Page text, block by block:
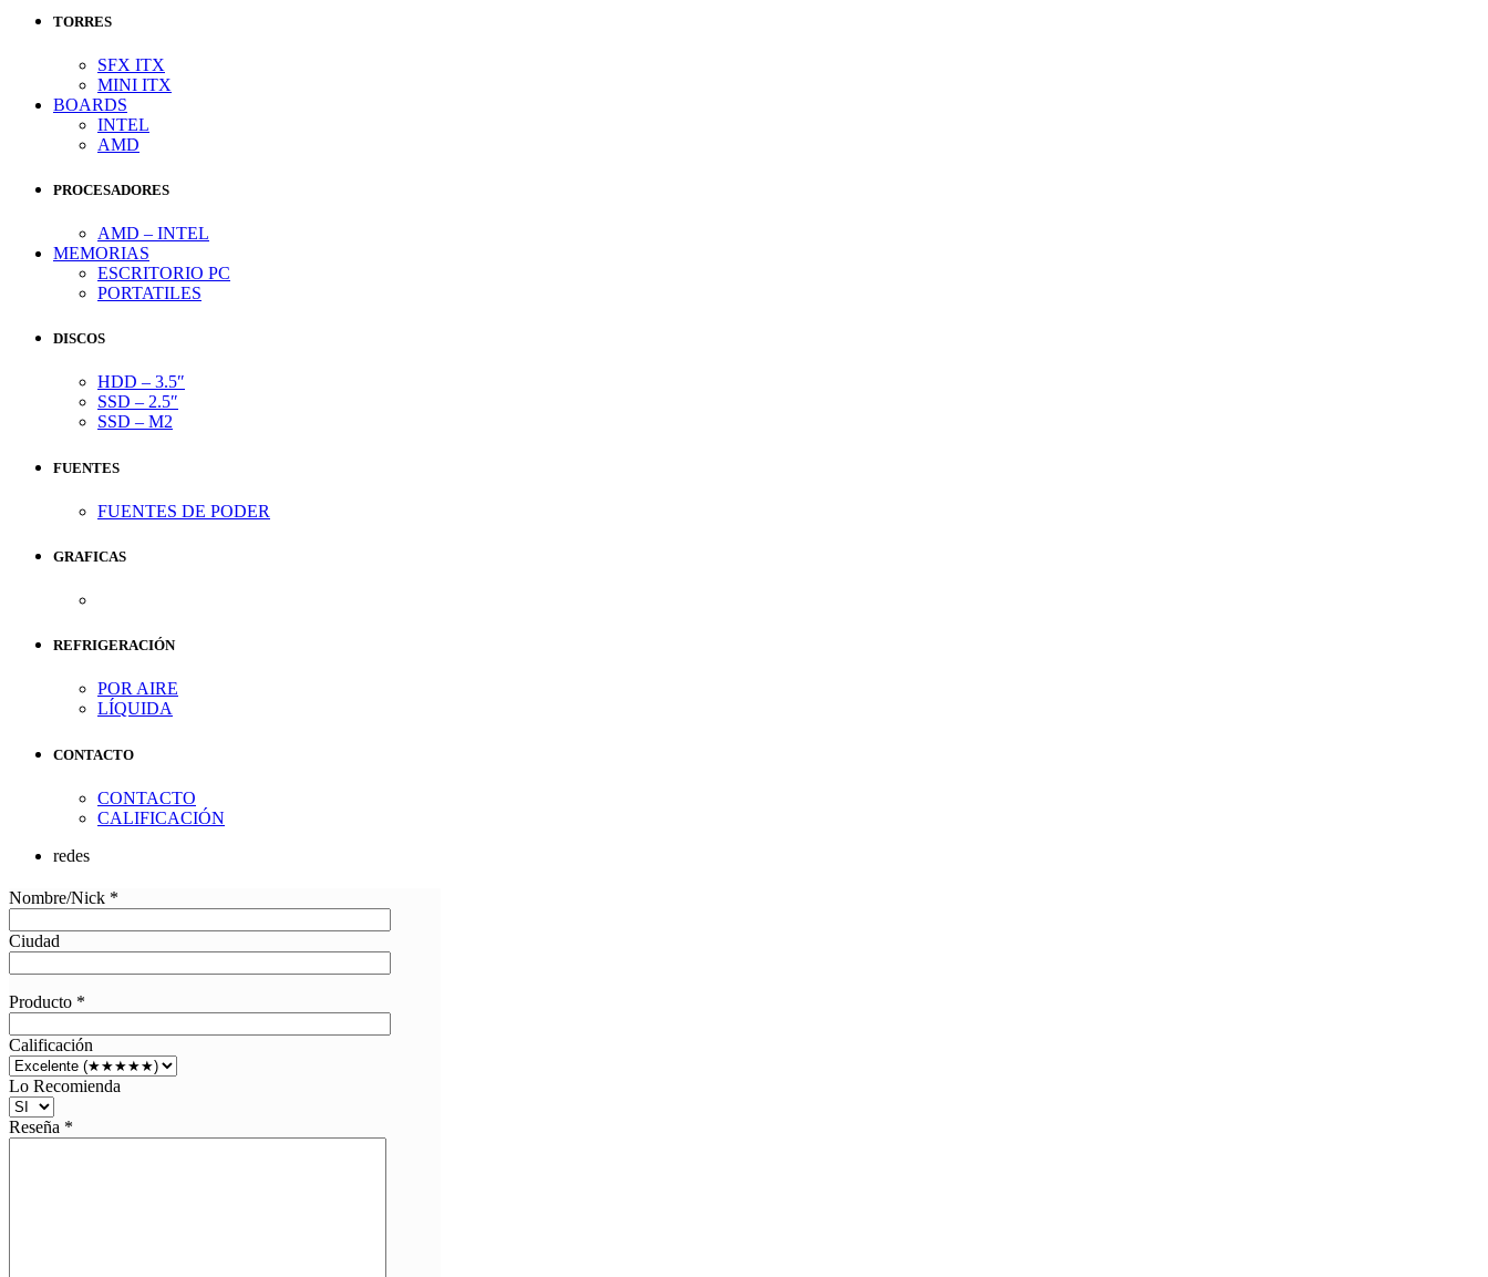
TORRES
SFX ITX
MINI ITX
BOARDS
INTEL
AMD
PROCESADORES
AMD – INTEL
MEMORIAS
ESCRITORIO PC
PORTATILES
DISCOS
HDD – 3.5″
SSD – 2.5″
SSD – M2
FUENTES
FUENTES DE PODER
GRAFICAS
REFRIGERACIÓN
POR AIRE
LÍQUIDA
CONTACTO
CONTACTO
CALIFICACIÓN
redes
Nombre/Nick *
Ciudad
Producto *
Calificación
Lo Recomienda
Reseña *